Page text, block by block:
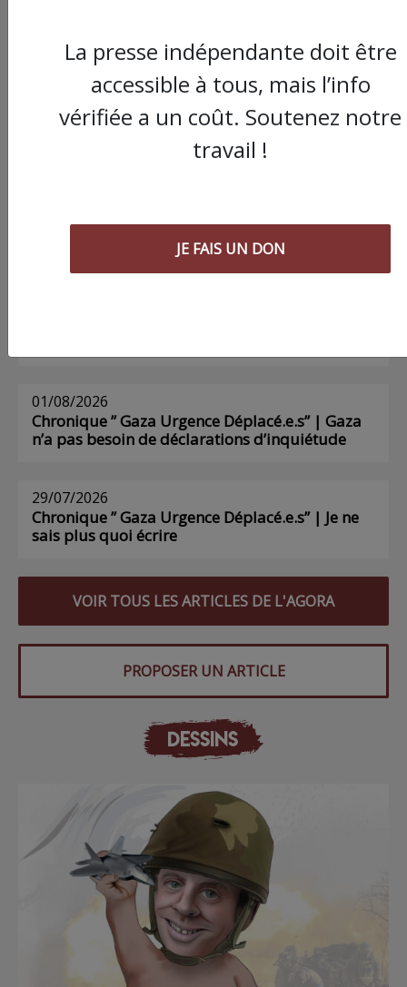
Commander le dernier numéro papier du
Poing !
Voir tous les numéros papier
AGORA
01/08/2026
Chronique ” Gaza Urgence Déplacé.e.s” | Gaza
n’a pas besoin de déclarations d’inquiétude
29/07/2026
Chronique ” Gaza Urgence Déplacé.e.s” | Je ne
sais plus quoi écrire
VOIR TOUS LES ARTICLES DE L'AGORA
PROPOSER UN ARTICLE
DESSINS
La presse indépendante doit être
accessible à tous, mais l’info
vérifiée a un coût. Soutenez notre
travail !
JE FAIS UN DON